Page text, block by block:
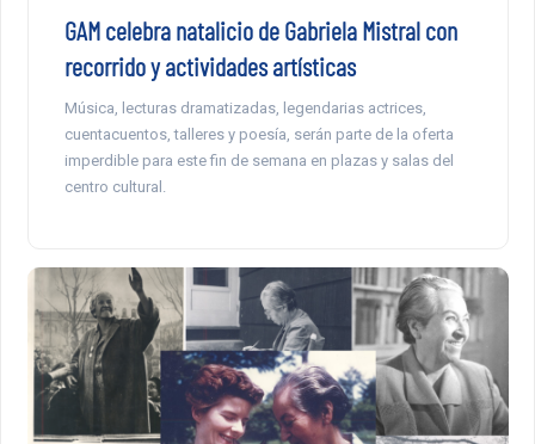
GAM celebra natalicio de Gabriela Mistral con
recorrido y actividades artísticas
Música, lecturas dramatizadas, legendarias actrices,
cuentacuentos, talleres y poesía, serán parte de la oferta
imperdible para este fin de semana en plazas y salas del
centro cultural.